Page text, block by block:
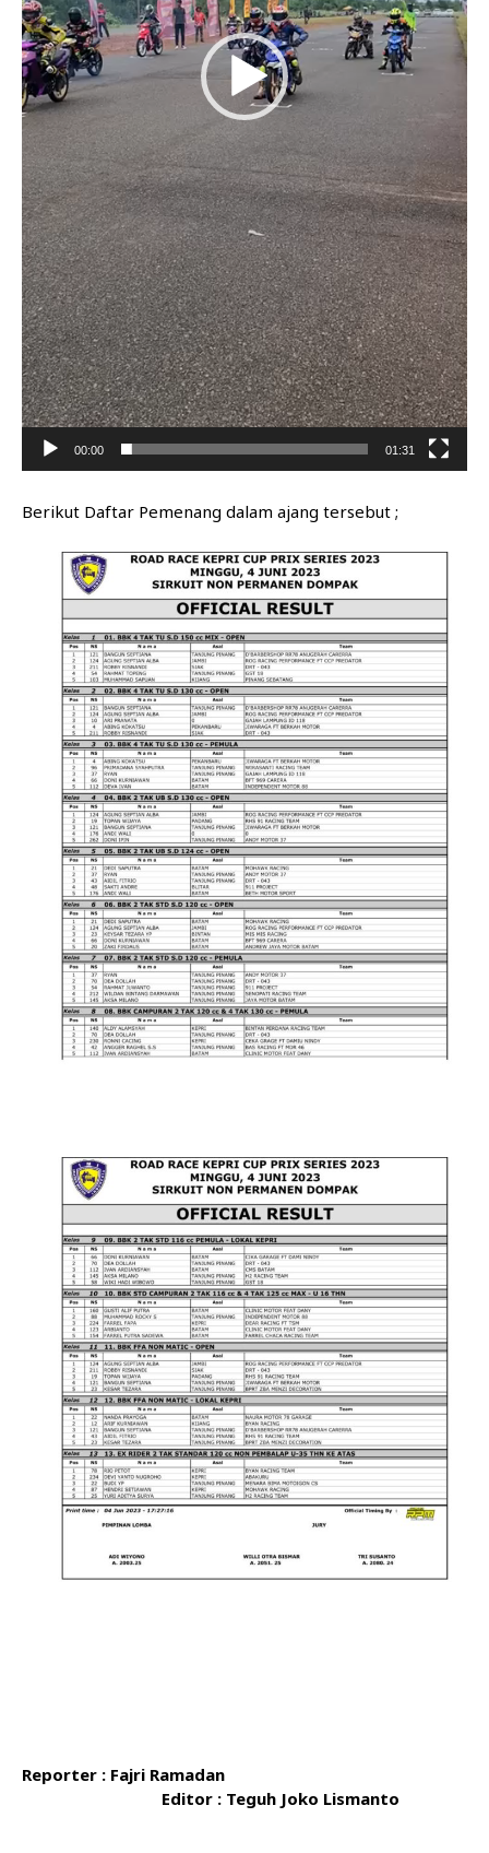
00:00 01:31
Berikut Daftar Pemenang dalam ajang tersebut ;
Reporter : Fajri Ramadan
Editor : Teguh Joko Lismanto